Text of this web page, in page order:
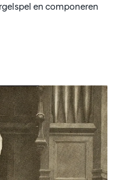
en componeren